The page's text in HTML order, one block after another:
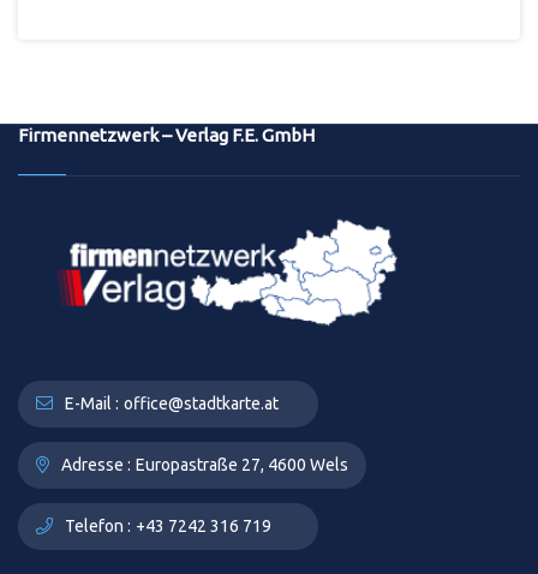
Firmennetzwerk – Verlag F.E. GmbH
E-Mail : office@stadtkarte.at
Adresse : Europastraße 27, 4600 Wels
Telefon : +43 7242 316 719